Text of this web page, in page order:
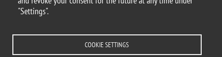
"Settings".
COOKIE SETTINGS
P.I. 12621570154 |